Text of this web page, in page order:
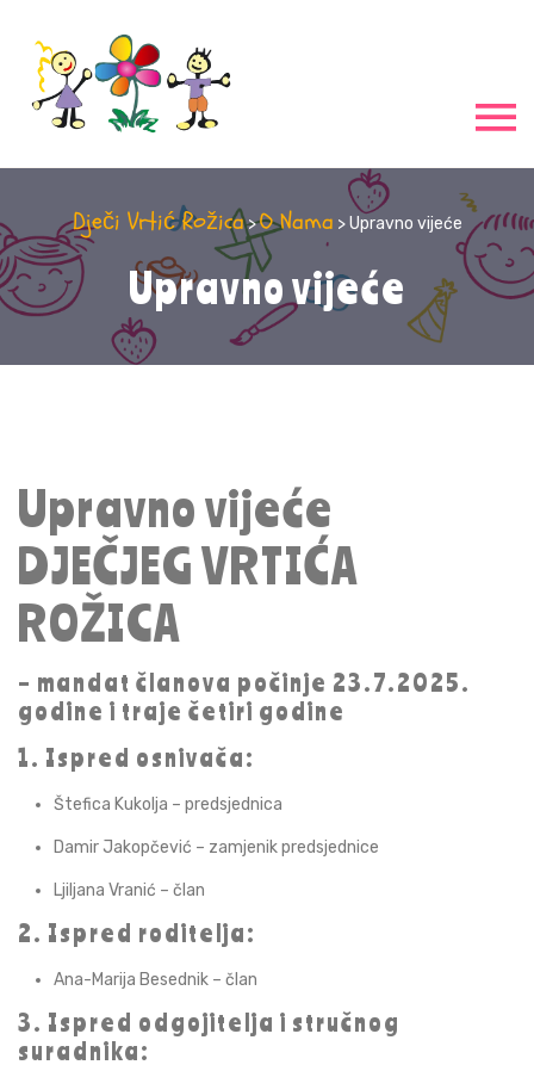
Dječi Vrtić Rožica>O Nama > Upravno vijeće
Upravno vijeće
Upravno vijeće
DJEČJEG VRTIĆA
ROŽICA
– mandat članova počinje 23.7.2025.
godine i traje četiri godine
1. Ispred osnivača:
Štefica Kukolja – predsjednica
Damir Jakopčević – zamjenik predsjednice
Ljiljana Vranić – član
2. Ispred roditelja:
Ana-Marija Besednik – član
3. Ispred odgojitelja i stručnog
suradnika: